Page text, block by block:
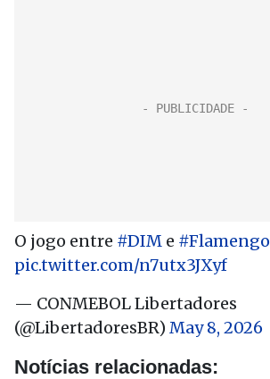
O jogo entre #DIM e #Flamengo
pic.twitter.com/n7utx3JXyf
— CONMEBOL Libertadores
(@LibertadoresBR) May 8, 2026
Notícias relacionadas: